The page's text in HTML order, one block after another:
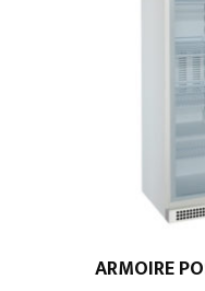
ARMOIRE